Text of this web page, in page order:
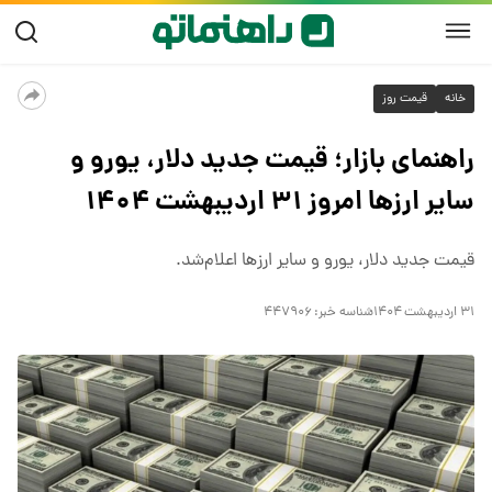
خانه قیمت روز
راهنمای بازار؛ قیمت جدید دلار، یورو و
سایر ارزها امروز ۳۱ اردیبهشت ۱۴۰۴
قیمت جدید دلار، یورو و سایر ارزها اعلام‌شد.
۳۱ اردیبهشت ۱۴۰۴ شناسه خبر: ۴۴۷۹۰۶